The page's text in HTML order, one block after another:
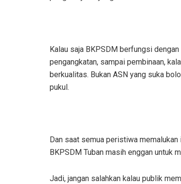
Kalau saja BKPSDM berfungsi
pengangkatan, sampai pembinaan,
berkualitas. Bukan ASN yang suka
pukul.
Dan saat semua peristiwa
BKPSDM Tuban masih enggan untuk
Jadi, jangan salahkan kalau publik